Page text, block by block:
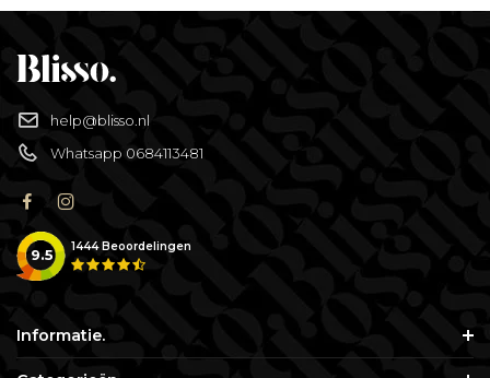
help@blisso.nl
Whatsapp 0684113481
9.5 1444Beoordelingen
Informatie.